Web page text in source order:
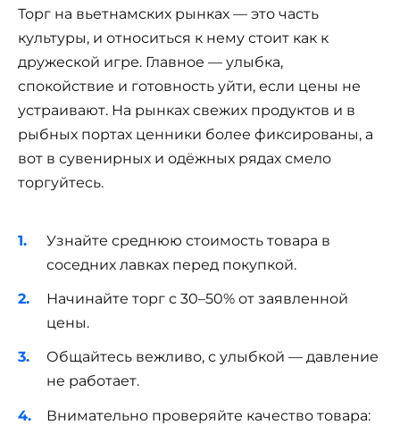
Торг на вьетнамских рынках — это часть
культуры, и относиться к нему стоит как к
дружеской игре. Главное — улыбка,
спокойствие и готовность уйти, если цены не
устраивают. На рынках свежих продуктов и в
рыбных портах ценники более фиксированы, а
вот в сувенирных и одёжных рядах смело
торгуйтесь.
Узнайте среднюю стоимость товара в
соседних лавках перед покупкой.
Начинайте торг с 30–50% от заявленной
цены.
Общайтесь вежливо, с улыбкой — давление
не работает.
Внимательно проверяйте качество товара: